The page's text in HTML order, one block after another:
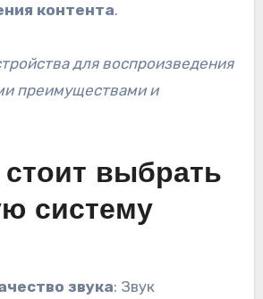
контента.
для воспроизведения
преимуществами и
выбрать
систему
звука: Звук